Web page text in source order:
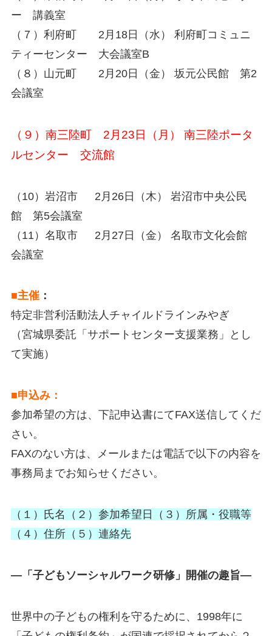
ー 講義室
（７）利府町 2月18日（水） 利府町コミュニ
ティーセンター 大会議室B
（８）山元町 2月20日（金） 坂元公民館 第2
会議室
（９）南三陸町 2月23日（月） 南三陸ポータ
ルセンター 交流館
（10）岩沼市 2月26日（木） 岩沼市中央公民
館 第5会議室
（11）名取市 2月27日（金） 名取市文化会館
会議室
■主催：
特定非営利活動法人チャイルドラインみやぎ
（宮城県委託「サポートセンター支援業務」とし
て実施）
■申込み：
参加希望の方は、下記申込書にてFAX送信してくだ
さい。
FAXのない方は、メールまたは電話で以下の内容を
事務局までお知らせください。
（１）氏名（２）参加希望日（３）所属・役職等
（４）住所（５）連絡先
—「子どもソーシャルワーク研修」開催の趣旨—
世界中の子どもの権利を守るために、1998年に